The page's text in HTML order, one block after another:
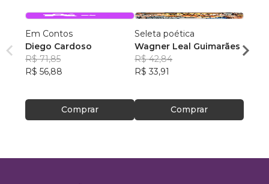
Em Contos
Diego Cardoso
R$ 71,85
R$ 56,88
Comprar
Seleta poética
Wagner Leal Guimarães
R$ 42,84
R$ 33,91
Comprar
R$